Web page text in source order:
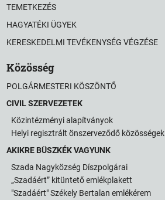
TEMETKEZÉS
HAGYATÉKI ÜGYEK
KERESKEDELMI TEVÉKENYSÉG VÉGZÉSE
Közösség
POLGÁRMESTERI KÖSZÖNTŐ
CIVIL SZERVEZETEK
Közintézményi alapítványok
Helyi regisztrált önszerveződő közösségek
AKIKRE BÜSZKÉK VAGYUNK
Szada Nagyközség Díszpolgárai
„Szadáért” kitüntető emlékplakett
"Szadáért" Székely Bertalan emlékérem